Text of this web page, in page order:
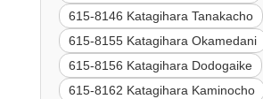
615-8146 Katagihara Tanakacho
615-8155 Katagihara Okamedani
615-8156 Katagihara Dodogaike
615-8162 Katagihara Kaminocho